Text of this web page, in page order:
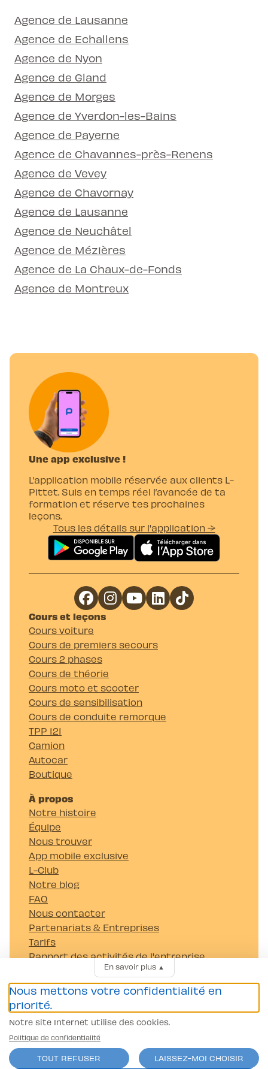
Agence de Lausanne
Agence de Echallens
Agence de Nyon
Agence de Gland
Agence de Morges
Agence de Yverdon-les-Bains
Agence de Payerne
Agence de Chavannes-près-Renens
Agence de Vevey
Agence de Chavornay
Agence de Lausanne
Agence de Neuchâtel
Agence de Mézières
Agence de La Chaux-de-Fonds
Agence de Montreux
Une app exclusive !
L’application mobile réservée aux clients L-
Pittet. Suis en temps réel l’avancée de ta
formation et réserve tes prochaines
leçons.
Tous les détails sur l'application →
Cours et leçons
Cours voiture
Cours de premiers secours
Cours 2 phases
Cours de théorie
Cours moto et scooter
Cours de sensibilisation
Cours de conduite remorque
TPP 121
Camion
Autocar
Boutique
À propos
Notre histoire
Équipe
Nous trouver
App mobile exclusive
L-Club
Notre blog
FAQ
Nous contacter
Partenariats & Entreprises
Tarifs
Rapport des activités de l'entreprise
Passer mon permis
Permis Voiture (B)
Permis Moto/scooter A1
Camion (C et C1)
Tracteur (G)
Remorque (BE et CE)
En savoir plus▲
Nous mettons votre confidentialité en
priorité.
Notre site Internet utilise des cookies.
Politique de confidentialité
TOUT REFUSER LAISSEZ-MOI CHOISIR